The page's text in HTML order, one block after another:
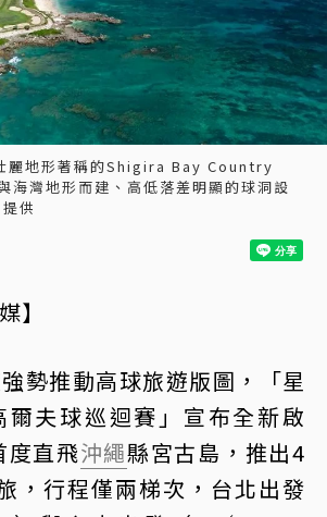
麗地形著稱的Shigira Bay Country
海灣地形而建、高低落差明顯的球洞設
供
】
勢推動高球旅遊版圖，「星
爾夫球巡迴賽」宣布全新啟
度直飛沖繩縣宮古島，推出4
，行程僅兩梯次，台北出發